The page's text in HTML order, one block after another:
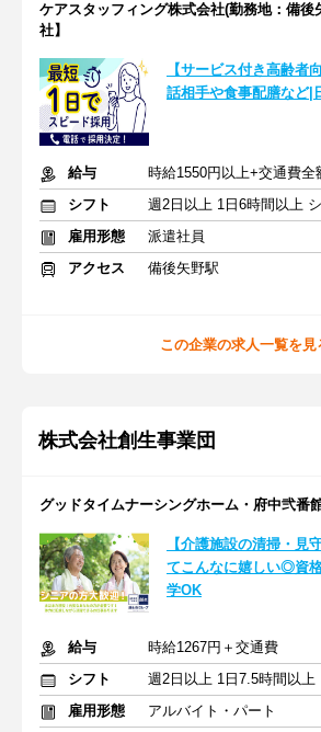
ケアスタッフィング株式会社(勤務地：備後
社】
【サービス付き高齢者
話相手や食事配膳など|
給与
時給1550円以上+交通費全
シフト
雇用形態
派遣社員
アクセス
備後矢野駅
この企業の求人一覧を見
株式会社創生事業団
グッドタイムナーシングホーム・府中弐番
【介護施設の清掃・見
てこんなに嬉しい◎資
学OK
給与
時給1267円＋交通費
シフト
週2日以上 1日7.5時間以上
雇用形態
アルバイト・パート